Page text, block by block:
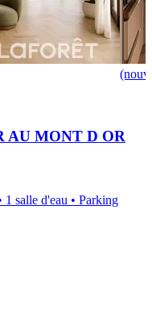
AU MONT D OR
1 salle d'eau • Parking